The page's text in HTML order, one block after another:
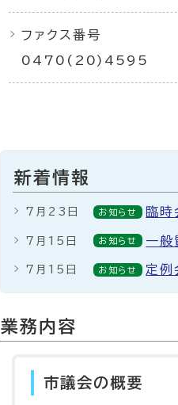
ファクス番号
0470(20)4595
新着情報
7月23日 お知らせ 臨時
7月15日 お知らせ 一般
7月15日 お知らせ 定例
業務内容
市議会の概要